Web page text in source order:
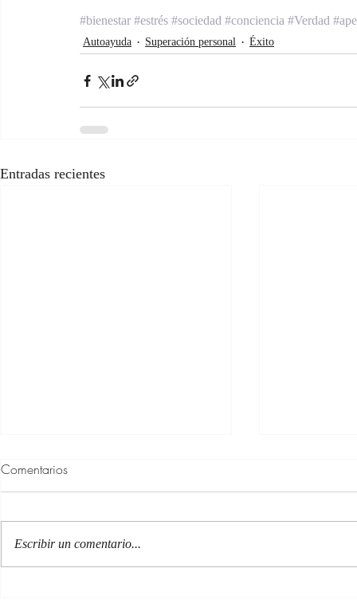
#bienestar #estrés #sociedad #conciencia #Verdad
Autoayuda Superación personal Éxito
Entradas recientes
Comentarios
Escribir un comentario...